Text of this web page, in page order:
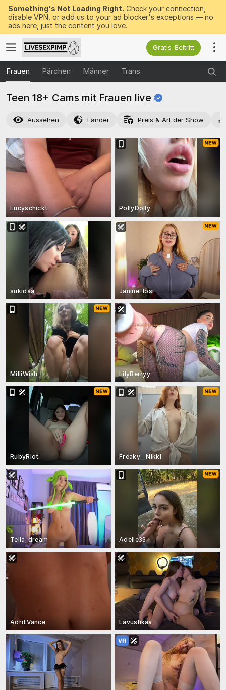
Something's Not Loading Right. Check your connection,
disable VPN, or add us to your ad blocker's exceptions — no
ads here, just the content you love.
Gratis-Beitritt
Frauen Pärchen Männer Trans
Teen 18+ Cams mit Frauen live
Aussehen Länder Preis & Art der Show
Lucyschickt PollyDolly
sukidaa JanineFlosi
MilliWish LilyBerryy
RubyRiot Freaky__Nikki
Tella_dream Adelle33
AdritVance Lavushkaa